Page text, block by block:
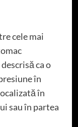
cele mai
ca o
în
în
sau în partea